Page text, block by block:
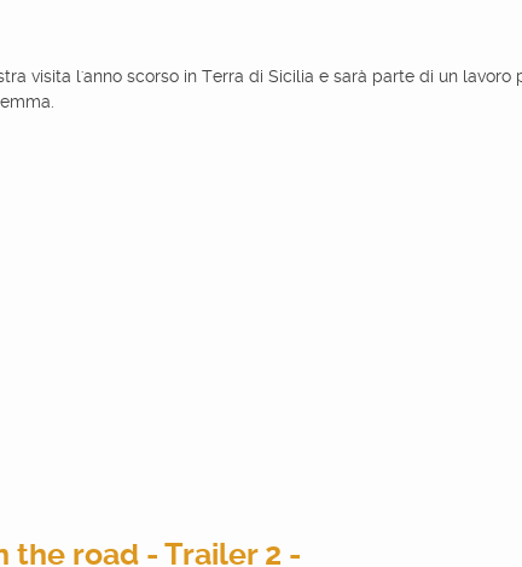
visita l'anno scorso in Terra di Sicilia e sarà parte di un
the road - Trailer 2 -